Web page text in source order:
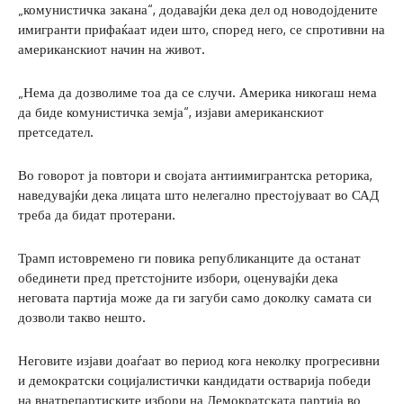
„комунистичка закана“, додавајќи дека дел од новодојдените
имигранти прифаќаат идеи што, според него, се спротивни на
американскиот начин на живот.
„Нема да дозволиме тоа да се случи. Америка никогаш нема
да биде комунистичка земја“, изјави американскиот
претседател.
Во говорот ја повтори и својата антиимигрантска реторика,
наведувајќи дека лицата што нелегално престојуваат во САД
треба да бидат протерани.
Трамп истовремено ги повика републиканците да останат
обединети пред претстојните избори, оценувајќи дека
неговата партија може да ги загуби само доколку самата си
дозволи такво нешто.
Неговите изјави доаѓаат во период кога неколку прогресивни
и демократски социјалистички кандидати остварија победи
на внатрепартиските избори на Демократската партија во